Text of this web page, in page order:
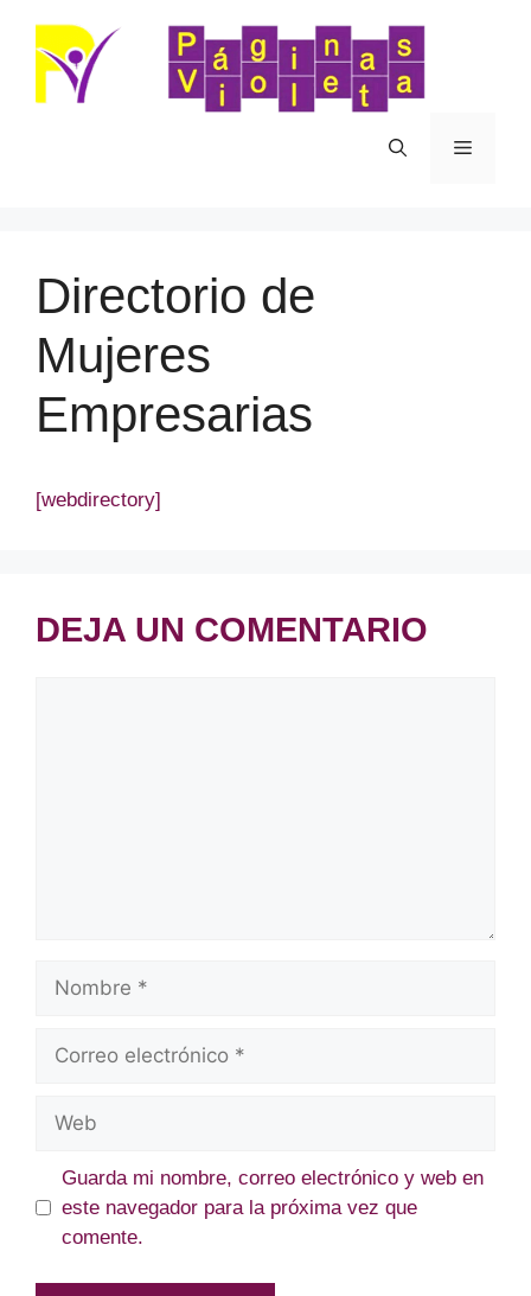
contenido
Menú
Directorio de
Mujeres
Empresarias
[webdirectory]
DEJA UN COMENTARIO
Nombre
Correo
Web
Guarda mi nombre, correo electrónico y web en
este navegador para la próxima vez que
comente.